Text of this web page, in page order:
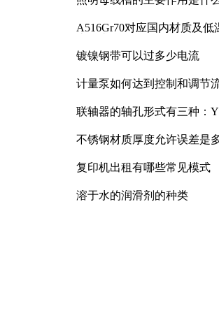
A516Gr70对应国内材质及低
镀镍钢带可以过多少电流
计量泵如何达到控制和调节
联轴器的轴孔形式有三种：Y
不锈钢材质厚度允许误差是
复印机出租有哪些常见模式
溶于水的润滑剂的种类